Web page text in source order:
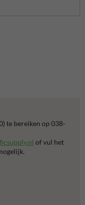
te bereiken op 038-
of vul het